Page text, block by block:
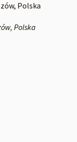
Polska
Polska